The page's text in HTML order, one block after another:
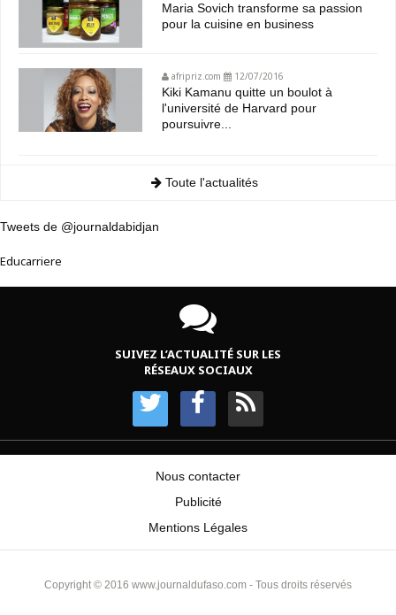
Maria Sovich transforme sa passion
pour la cuisine en business
afripriz.com 12/07/2016
Kiki Kamanu quitte un boulot à
l'université de Harvard pour
poursuivre...
Toute l'actualités
Tweets de @journaldabidjan
Educarriere
SUIVEZ L’ACTUALITÉ SUR LES
RÉSEAUX SOCIAUX
Nous contacter
Publicité
Mentions Légales
Copyright © 2016 www.journaldufaso.com - Tous droits réservés